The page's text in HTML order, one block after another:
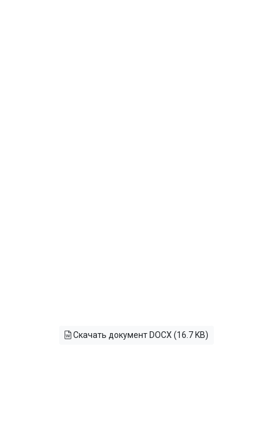
Скачать документ DOCX (16.7 KB)